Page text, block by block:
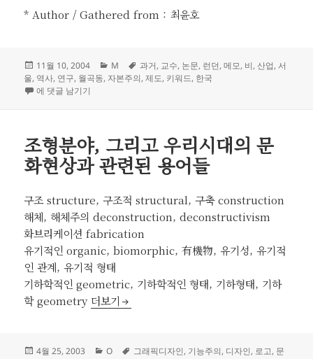
* Author / Gathered from : 최윤호
작
성
일
11월 10, 2004
카
테
M
태
그
과거, 교수, 논문, 런던,메모, 비,산업, 서
울, 역사, 연구, 월곡동, 자본주의,제도, 키워드, 한국
논문 메모 2004
에 댓글 남기기
조형분야, 그리고 우리시대의 문
화현상과 관련된 용어들
구조 structure, 구조적 structural, 구축 construction
해체, 해체주의 deconstruction, deconstructivism
화브리케이션 fabrication
유기적인 organic, biomorphic, 有機物, 유기성, 유기적
인 관계, 유기적 형태
기하학적인 geometric, 기하학적인 형태, 기하형태, 기하
학 geometry 조형분야, 그리고 우리시대의 문화현상과 관련된
더보기
작
4월 25, 2003
카
O
태
그래픽디자인, 기능주의, 디자인, 로고, 문